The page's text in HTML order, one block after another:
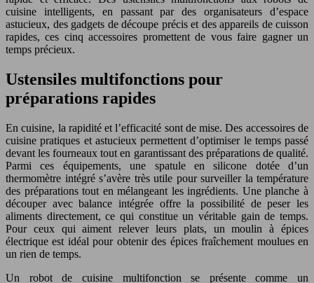
cuisine intelligents, en passant par des organisateurs d’espace
astucieux, des gadgets de découpe précis et des appareils de cuisson
rapides, ces cinq accessoires promettent de vous faire gagner un
temps précieux.
Ustensiles multifonctions pour
préparations rapides
En cuisine, la rapidité et l’efficacité sont de mise. Des accessoires de
cuisine pratiques et astucieux permettent d’optimiser le temps passé
devant les fourneaux tout en garantissant des préparations de qualité.
Parmi ces équipements, une spatule en silicone dotée d’un
thermomètre intégré s’avère très utile pour surveiller la température
des préparations tout en mélangeant les ingrédients. Une planche à
découper avec balance intégrée offre la possibilité de peser les
aliments directement, ce qui constitue un véritable gain de temps.
Pour ceux qui aiment relever leurs plats, un moulin à épices
électrique est idéal pour obtenir des épices fraîchement moulues en
un rien de temps.
Un robot de cuisine multifonction se présente comme un